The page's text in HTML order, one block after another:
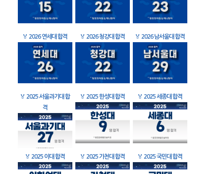
🏅 2026 연세대 합격 🏅 2026 청강대 합격 🏅 2026 남서울대 합격
🏅 2025 서울과기대 합
격
🏅 2025 한성대 합격 🏅 2025 세종대 합격
🏅 2025 이대 합격 🏅 2025 가천대 합격 🏅 2025 국민대 합격